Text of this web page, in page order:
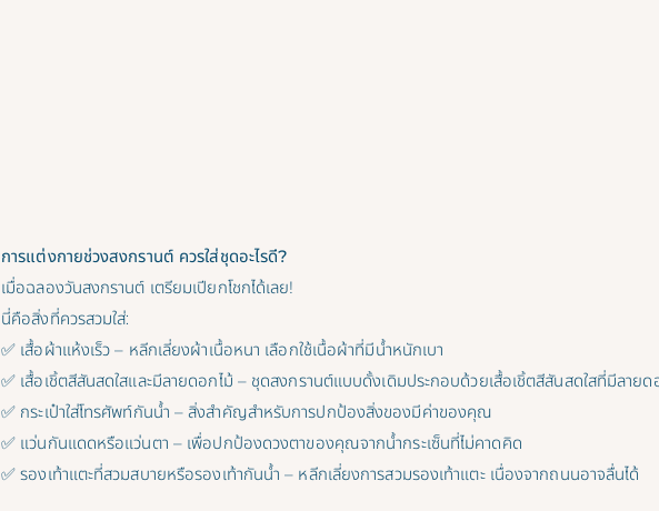
การแต่งกายช่วงสงกรานต์ ควรใส่ชุดอะไรดี?
เมื่อฉลองวันสงกรานต์ เตรียมเปียกโชกได้เลย!
นี่คือสิ่งที่ควรสวมใส่:
✅ เสื้อผ้าแห้งเร็ว – หลีกเลี่ยงผ้าเนื้อหนา เลือกใช้เนื้อผ้าที่มีน้ำหนักเบา
✅ เสื้อเชิ้ตสีสันสดใสและมีลายดอกไม้ – ชุดสงกรานต์แบบดั้งเดิมประกอบด้วยเสื้อเชิ้ตสีสันสดใสที่มีลายด
✅ กระเป๋าใส่โทรศัพท์กันน้ำ – สิ่งสำคัญสำหรับการปกป้องสิ่งของมีค่าของคุณ
✅ แว่นกันแดดหรือแว่นตา – เพื่อปกป้องดวงตาของคุณจากน้ำกระเซ็นที่ไม่คาดคิด
✅ รองเท้าแตะที่สวมสบายหรือรองเท้ากันน้ำ – หลีกเลี่ยงการสวมรองเท้าแตะ เนื่องจากถนนอาจลื่นได้